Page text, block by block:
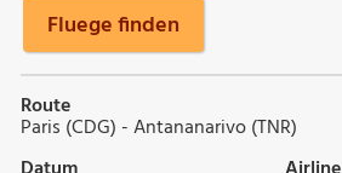
Fluege finden
Route
Paris (CDG) - Antananarivo (TNR)